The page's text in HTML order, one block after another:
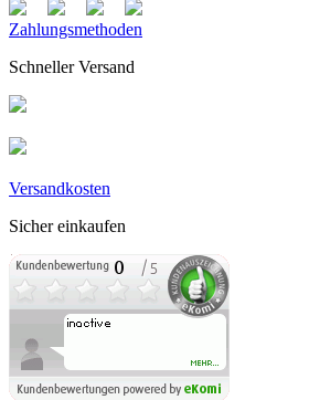
Zahlungsmethoden
Schneller Versand
Versandkosten
Sicher einkaufen